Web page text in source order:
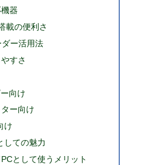
器
載の便利さ
ー活用法
すさ
向け
ー向け
け
しての魅力
として使うメリット